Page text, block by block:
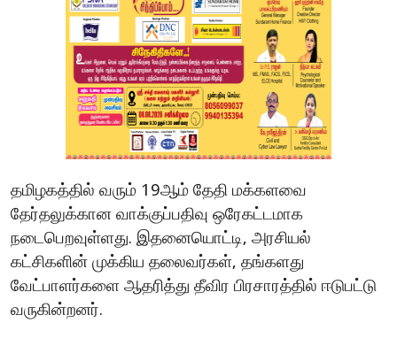
தமிழகத்தில் வரும் 19ஆம் தேதி மக்களவை
தேர்தலுக்கான வாக்குப்பதிவு ஒரேகட்டமாக
நடைபெறவுள்ளது. இதனையொட்டி, அரசியல்
கட்சிகளின் முக்கிய தலைவர்கள், தங்களது
வேட்பாளர்களை ஆதரித்து தீவிர பிரசாரத்தில் ஈடுபட்டு
வருகின்றனர்.